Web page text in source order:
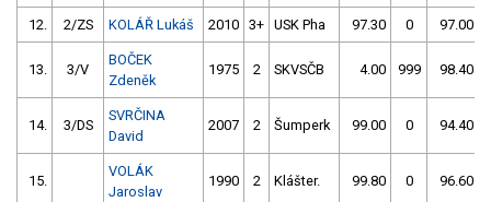
12. 2/ZS KOLÁŘ Lukáš 2010 3+ USK Pha 97.30 0 97.00
13. 3/V
BOČEK
Zdeněk
1975 2 SKVSČB 4.00 999 98.40
14. 3/DS
SVRČINA
David
2007 2 Šumperk 99.00 0 94.40
15.
VOLÁK
Jaroslav
1990 2 Klášter. 99.80 0 96.60